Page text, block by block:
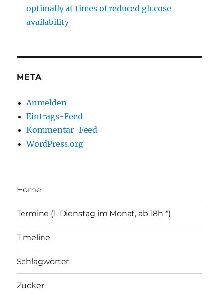
optimally at times of reduced glucose
availability
META
Anmelden
Eintrags-Feed
Kommentar-Feed
WordPress.org
Home
Termine (1. Dienstag im Monat, ab 18h *)
Timeline
Schlagwörter
Zucker